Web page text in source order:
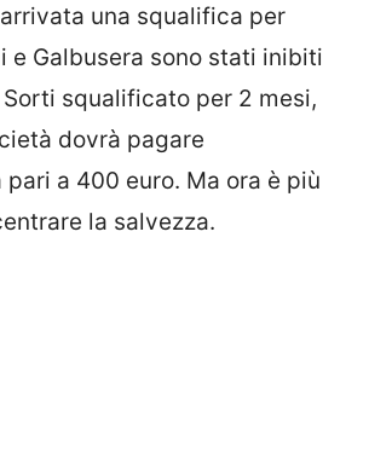
una squalifica per
e Galbusera sono stati inibiti
squalificato per 2 mesi,
dovrà pagare
pari a 400 euro. Ma ora è più
la salvezza.